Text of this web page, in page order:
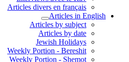
Articles divers en français
Articles in English
Articles by subject
Articles by date
Jewish Holidays
Weekly Portion - Bereshit
Weekly Portion - Shemot